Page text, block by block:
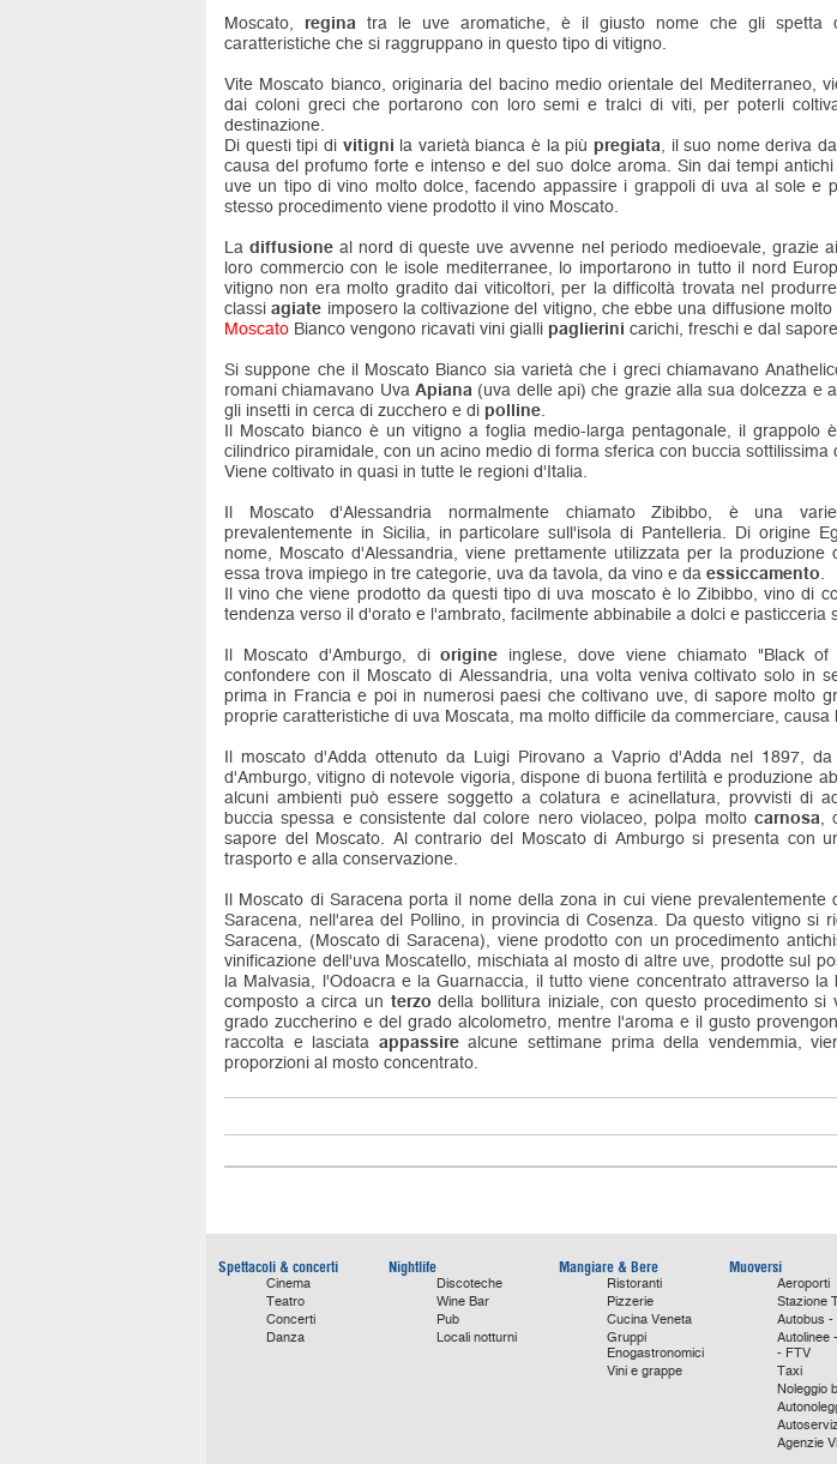
Moscato, regina tra le uve aromatiche, è il giusto nome che gli spetta
caratteristiche che si raggruppano in questo tipo di vitigno.
Vite Moscato bianco, originaria del bacino medio orientale del Mediterraneo,
dai coloni greci che portarono con loro semi e tralci di viti, per poterli
destinazione.
Di questi tipi di vitigni la varietà bianca è la più pregiata, il suo nome deriva
causa del profumo forte e intenso e del suo dolce aroma. Sin dai tempi
uve un tipo di vino molto dolce, facendo appassire i grappoli di uva al sole e
stesso procedimento viene prodotto il vino Moscato.
Ladiffusione al nord di queste uve avvenne nel periodo medioevale, grazie
loro commercio con le isole mediterranee, lo importarono in tutto il nord
vitigno non era molto gradito dai viticoltori, per la difficoltà trovata nel
classiagiate imposero la coltivazione del vitigno, che ebbe una diffusione
Moscato Bianco vengono ricavati vini gialli paglierini carichi, freschi e dal
Si suppone che il Moscato Bianco sia varietà che i greci chiamavano
romani chiamavano UvaApiana(uva delle api) che grazie alla sua dolcezza e
gli insetti in cerca di zucchero e di polline.
Il Moscato bianco è un vitigno a foglia medio-larga pentagonale, il grappolo
cilindrico piramidale, con un acino medio di forma sferica con buccia sottilissima
Viene coltivato in quasi in tutte le regioni d'Italia.
Il Moscato d'Alessandria normalmente chiamato Zibibbo, è una
prevalentemente in Sicilia, in particolare sull'isola di Pantelleria. Di origine
nome, Moscato d'Alessandria, viene prettamente utilizzata per la produzione
essa trova impiego in tre categorie, uva da tavola, da vino e da essiccamento.
Il vino che viene prodotto da questi tipo di uva moscato è lo Zibibbo, vino di
tendenza verso il d'orato e l'ambrato, facilmente abbinabile a dolci e pasticceria
Il Moscato d'Amburgo, diorigine inglese, dove viene chiamato "Black of
confondere con il Moscato di Alessandria, una volta veniva coltivato solo in
prima in Francia e poi in numerosi paesi che coltivano uve, di sapore molto
proprie caratteristiche di uva Moscata, ma molto difficile da commerciare, causa
Il moscato d'Adda ottenuto da Luigi Pirovano a Vaprio d'Adda nel 1897,
d'Amburgo, vitigno di notevole vigoria, dispone di buona fertilità e produzione
alcuni ambienti può essere soggetto a colatura e acinellatura, provvisti di
buccia spessa e consistente dal colore nero violaceo, polpa molto carnosa,
sapore del Moscato. Al contrario del Moscato di Amburgo si presenta con
trasporto e alla conservazione.
Il Moscato di Saracena porta il nome della zona in cui viene prevalentemente
Saracena, nell'area del Pollino, in provincia di Cosenza. Da questo vitigno si
Saracena, (Moscato di Saracena), viene prodotto con un procedimento
vinificazione dell'uva Moscatello, mischiata al mosto di altre uve, prodotte sul
la Malvasia, l'Odoacra e la Guarnaccia, il tutto viene concentrato attraverso la
composto a circa un terzo della bollitura iniziale, con questo procedimento si
grado zuccherino e del grado alcolometro, mentre l'aroma e il gusto
raccolta e lasciata appassirealcune settimane prima della vendemmia,
proporzioni al mosto concentrato.
Spettacoli & concerti
Cinema
Teatro
Concerti
Danza
Nightlife
Discoteche
Wine Bar
Pub
Locali notturni
Mangiare & Bere
Ristoranti
Pizzerie
Cucina Veneta
Gruppi
Enogastronomici
Vini e grappe
Muoversi
Aeroporti
Stazione
Autobus -
Autolinee
- FTV
Taxi
Noleggio
Agenzie